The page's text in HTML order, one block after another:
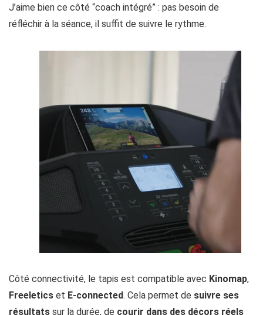
J’aime bien ce côté “coach intégré” : pas besoin de
réfléchir à la séance, il suffit de suivre le rythme.
Côté connectivité, le tapis est compatible avec Kinomap,
Freeletics et E-connected. Cela permet de suivre ses
résultats sur la durée, de courir dans des décors réels